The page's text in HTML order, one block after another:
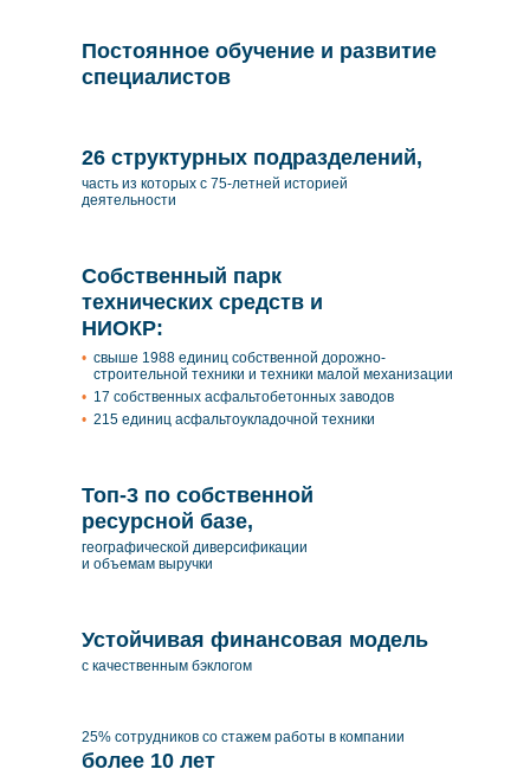
Постоянноеобучение и развитие
специалистов
26 структурных подразделений,
часть из которыхс 75-летней историей
деятельности
Собственный парк
техническихсредств и
НИОКР:
свыше 1988 единиц собственной дорожно-
строительной техники и техники малой механизации
17 собственных асфальтобетонных заводов
215 единиц асфальтоукладочной техники
Топ-3 по собственной
ресурсной базе,
географической диверсификации
и объемам выручки
Устойчивая финансовая модель
с качественным бэклогом
25% сотрудников со стажем работы в компании
более 10 лет